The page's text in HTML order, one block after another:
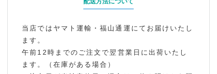
当店ではヤマト運輸・福山通運にてお届けいたし
ます。
午前12時までのご注文で翌営業日に出荷いたし
ます。（在庫がある場合）